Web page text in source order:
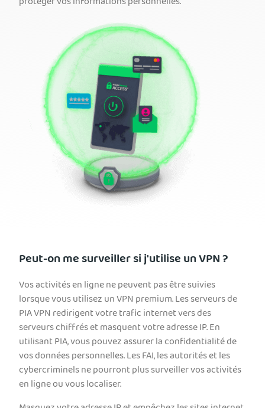
Peut-on me surveiller si j'utilise un VPN ?
Vos activités en ligne ne peuvent pas être suivies
lorsque vous utilisez un VPN premium. Les serveurs de
PIA VPN redirigent votre trafic internet vers des
serveurs chiffrés et masquent votre adresse IP. En
utilisant PIA, vous pouvez assurer la confidentialité de
vos données personnelles. Les FAI, les autorités et les
cybercriminels ne pourront plus surveiller vos activités
en ligne ou vous localiser.